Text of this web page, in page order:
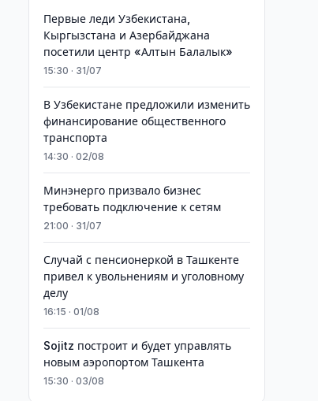
Первые леди Узбекистана,
Кыргызстана и Азербайджана
посетили центр «Алтын Балалык»
15:30 · 31/07
В Узбекистане предложили изменить
финансирование общественного
транспорта
14:30 · 02/08
Минэнерго призвало бизнес
требовать подключение к сетям
21:00 · 31/07
Случай с пенсионеркой в Ташкенте
привел к увольнениям и уголовному
делу
16:15 · 01/08
Sojitz построит и будет управлять
новым аэропортом Ташкента
15:30 · 03/08